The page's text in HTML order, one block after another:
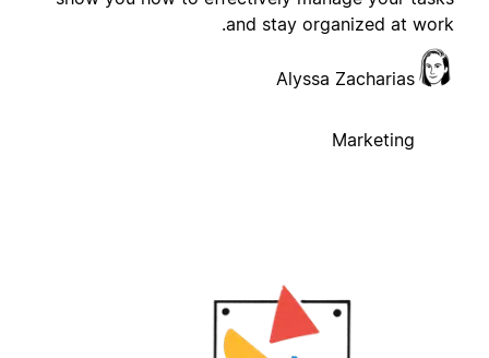
and stay organized at
Alyssa Zacharias
Marketing